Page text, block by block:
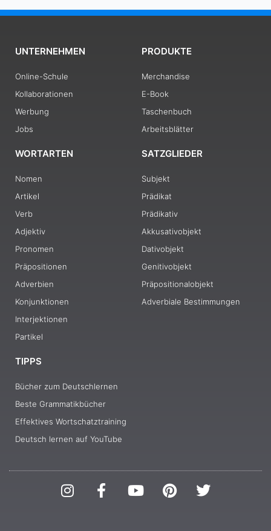
UNTERNEHMEN
Online-Schule
Kollaborationen
Werbung
Jobs
PRODUKTE
Merchandise
E-Book
Taschenbuch
Arbeitsblätter
WORTARTEN
Nomen
Artikel
Verb
Adjektiv
Pronomen
Präpositionen
Adverbien
Konjunktionen
Interjektionen
Partikel
SATZGLIEDER
Subjekt
Prädikat
Prädikativ
Akkusativobjekt
Dativobjekt
Genitivobjekt
Präpositionalobjekt
Adverbiale Bestimmungen
TIPPS
Bücher zum Deutschlernen
Beste Grammatikbücher
Effektives Wortschatztraining
Deutsch lernen auf YouTube
I
n
F
a
Y
o
P
i
T
w